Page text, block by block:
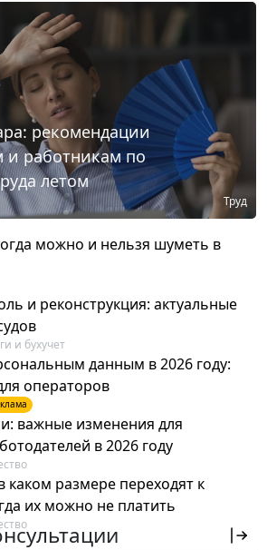
рекомендации
и работникам по
летом
Труд
можно и нельзя шуметь в
и реконструкция: актуальные
и бухучет
данным в 2026 году:
операторов
важные изменения для
в 2026 году
каком размере переходят к
их можно не платить